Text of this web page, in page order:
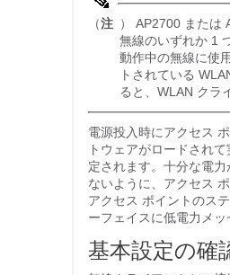
（注 ） AP2700 または
無線のいずれか 1
動作中の無線に使
トされている
ると、WLAN クラ
電源投入時にアクセス
トウェアがロードされ
定されます。十分な電
ないように、アクセス
アクセス ポイントのス
ーフェイスに低電力メ
基本設定の確